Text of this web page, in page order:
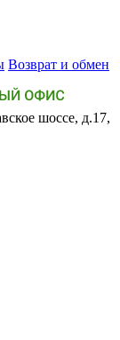
Возврат и обмен
шоссе, д.17,